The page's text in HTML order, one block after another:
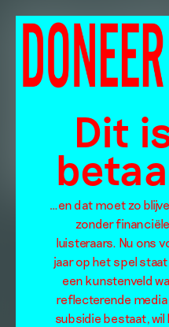
Dit
…en dat moet zo
zonder
luisteraars. Nu ons
jaar op het spel
een kunstenveld
reflecterende
subsidie bestaat,